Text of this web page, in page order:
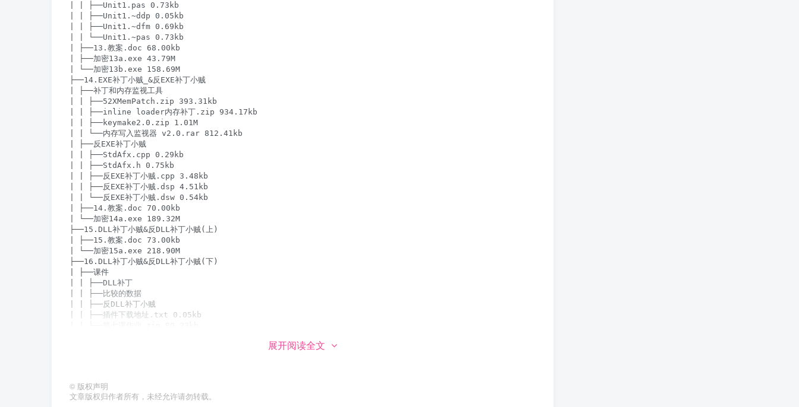
| | ├──Unit1.pas 0.73kb
| | ├──Unit1.~ddp 0.05kb
| | ├──Unit1.~dfm 0.69kb
| | └──Unit1.~pas 0.73kb
| ├──13.教案.doc 68.00kb
| ├──加密13a.exe 43.79M
| └──加密13b.exe 158.69M
├──14.EXE补丁小贼_&反EXE补丁小贼
| ├──补丁和内存监视工具
| | ├──52XMemPatch.zip 393.31kb
| | ├──inline loader内存补丁.zip 934.17kb
| | ├──keymake2.0.zip 1.01M
| | └──内存写入监视器 v2.0.rar 812.41kb
| ├──反EXE补丁小贼
| | ├──StdAfx.cpp 0.29kb
| | ├──StdAfx.h 0.75kb
| | ├──反EXE补丁小贼.cpp 3.48kb
| | ├──反EXE补丁小贼.dsp 4.51kb
| | └──反EXE补丁小贼.dsw 0.54kb
| ├──14.教案.doc 70.00kb
| └──加密14a.exe 189.32M
├──15.DLL补丁小贼&反DLL补丁小贼(上)
| ├──15.教案.doc 73.00kb
| └──加密15a.exe 218.90M
├──16.DLL补丁小贼&反DLL补丁小贼(下)
| ├──课件
| | ├──DLL补丁
| | ├──比较的数据
| | ├──反DLL补丁小贼
| | ├──插件下载地址.txt 0.05kb
| | ├──反挂接
| | ├──Attach.bat 0.35kb
展开阅读全文
© 版权声明
文章版权归作者所有，未经允许请勿转载。